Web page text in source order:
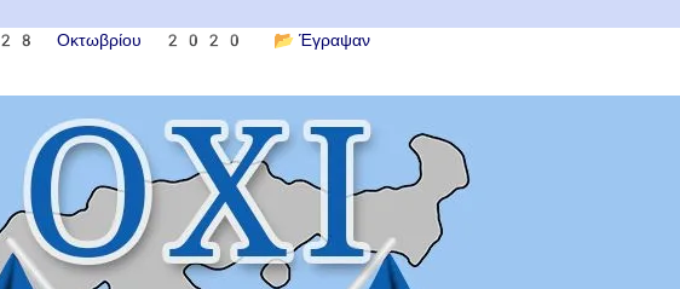
28 Οκτωβρίου 2020 📂 Έγραψαν